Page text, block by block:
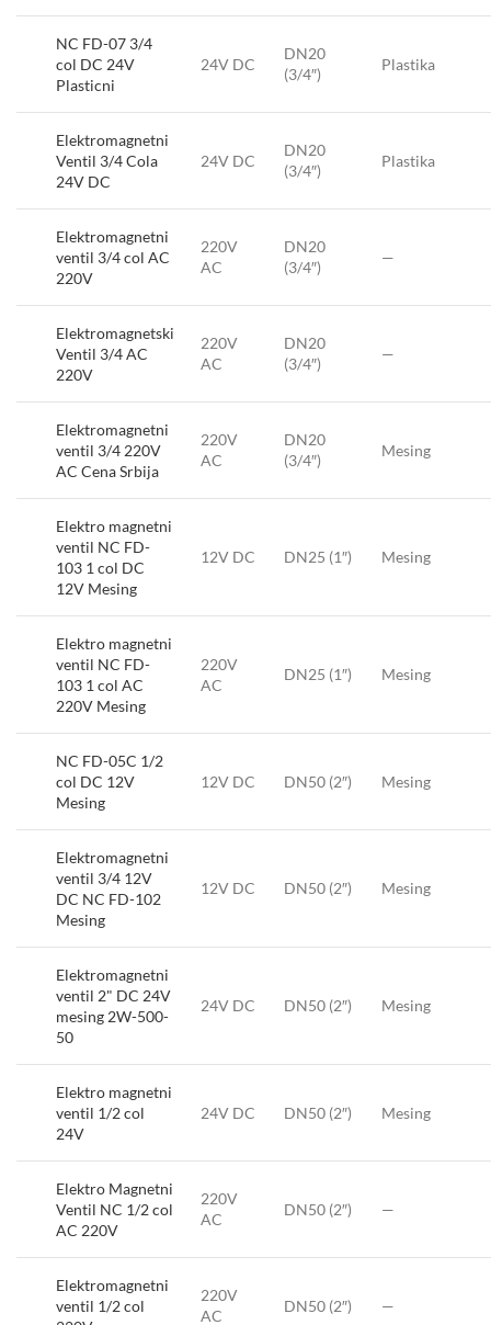
NC FD-07 3/4
col DC 24V
Plasticni
24V DC
DN20
(3/4″)
Plastika
Elektromagnetni
Ventil 3/4 Cola
24V DC
24V DC
DN20
(3/4″)
Plastika
Elektromagnetni
ventil 3/4 col AC
220V
220V
AC
DN20
(3/4″)
—
Elektromagnetski
Ventil 3/4 AC
220V
220V
AC
DN20
(3/4″)
—
Elektromagnetni
ventil 3/4 220V
AC Cena Srbija
220V
AC
DN20
(3/4″)
Mesing
Elektro magnetni
ventil NC FD-
103 1 col DC
12V Mesing
12V DC DN25 (1″) Mesing
Elektro magnetni
ventil NC FD-
103 1 col AC
220V Mesing
220V
AC
DN25 (1″) Mesing
NC FD-05C 1/2
col DC 12V
Mesing
12V DC DN50 (2″) Mesing
Elektromagnetni
ventil 3/4 12V
DC NC FD-102
Mesing
12V DC DN50 (2″) Mesing
Elektromagnetni
ventil 2" DC 24V
mesing 2W-500-
50
24V DC DN50 (2″) Mesing
Elektro magnetni
ventil 1/2 col
24V
24V DC DN50 (2″) Mesing
Elektro Magnetni
Ventil NC 1/2 col
AC 220V
220V
AC
DN50 (2″) —
Elektromagnetni
ventil 1/2 col
220V
AC
DN50 (2″) —